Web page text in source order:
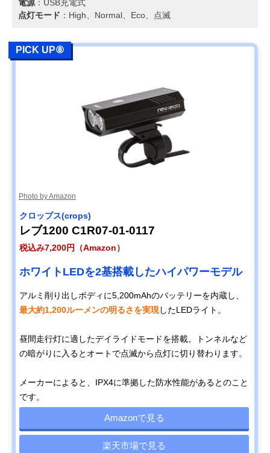
電源 ：USB充電式
点灯モード ：High、Normal、Eco、点滅
PICK UP⑧
Photo by Amazon
クロップス(crops)
レブ1200 C1R07-01-0117
税込み7,200円（Amazon）
ホワイトLEDを2基搭載したハイパワーモデル
アルミ削り出しボディに5,200mAhのバッテリーを内蔵し、
最大約1,200ルーメンの明るさを実現したLEDライト。
昼間走行灯に適したデイライドモードを搭載。トンネルなど
の暗がりに入るとオートで点滅から点灯に切り替わります。
メーカーによると、IPX4に準拠した防水性能があるとのこと
です。
Amazonで見る
楽天市場で見る